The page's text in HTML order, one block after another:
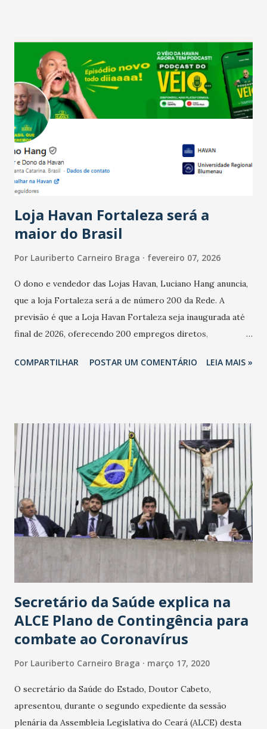
confraternizações de fim de ano e pelo pagamento do 13º
Salário para um número maior de trabalhadores, já que o
país tem a menor taxa de desemprego dos anos recentes.
Ainda segundo a Pesquisa, em novembro de 2025, 40% dos
bares e restaurantes operaram com lucro e outros 40%
registraram equilíbrio financeiro. Já o percentual de
estabelecimentos no prejuízo ficou em 19%, pouco abaixo
do observado no mês anterior. Outros 1% não existiam em
novembro. Em relação a outubro, o faturamento também
Loja Havan Fortaleza será a
maior do Brasil
Por Lauriberto Carneiro Braga fevereiro 07, 2026
O dono e vendedor das Lojas Havan, Luciano Hang anuncia,
que a loja Fortaleza será a de número 200 da Rede. A
previsão é que a Loja Havan Fortaleza seja inaugurada até
final de 2026, oferecendo 200 empregos diretos,
Havan Fortaleza ainda não foi anunciada oficialmente, mas
COMPARTILHAR POSTAR UM COMENTÁRIO LEIA MAIS »
Secretário da Saúde explica na
ALCE Plano de Contingência para
combate ao Coronavírus
Por Lauriberto Carneiro Braga março 17, 2020
O secretário da Saúde do Estado, Doutor Cabeto,
apresentou, durante o segundo expediente da sessão
plenária da Assembleia Legislativa do Ceará (ALCE) desta